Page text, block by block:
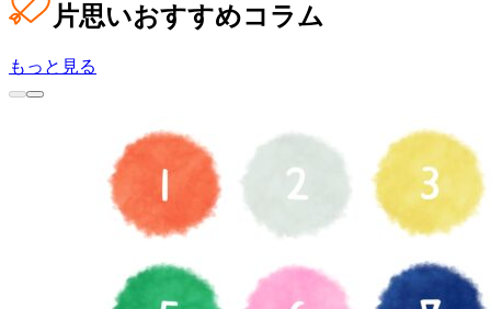
片思いおすすめコラム
もっと見る